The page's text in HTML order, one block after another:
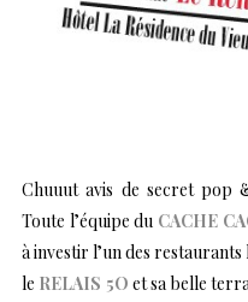
Chuuut avis de secret pop
Toute l’équipe du CACHE
à investir l’un des
le RELAIS 5O et sa belle